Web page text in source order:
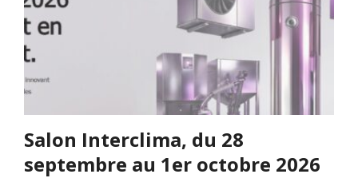
Salon Interclima, du 28
septembre au 1er octobre 2026